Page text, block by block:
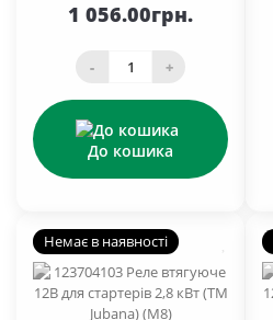
1 056.00грн.
- +
До кошика
Немає в наявності